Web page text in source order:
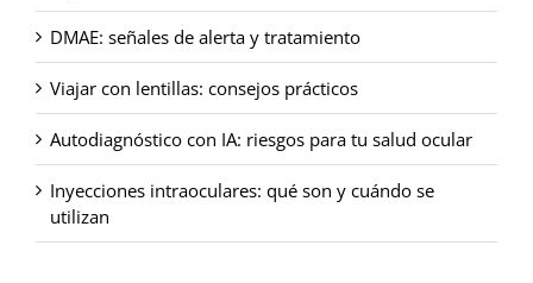
DMAE: señales de alerta y tratamiento
Viajar con lentillas: consejos prácticos
Autodiagnóstico con IA: riesgos para tu salud ocular
Inyecciones intraoculares: qué son y cuándo se
utilizan